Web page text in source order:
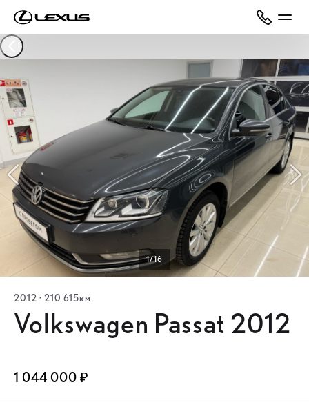
1/16
2012 · 210 615км
Volkswagen Passat 2012
1 044 000 ₽